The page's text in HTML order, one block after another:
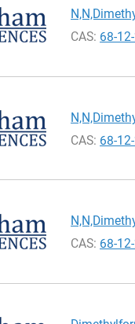
CAS: 68-
CAS: 68-
CAS: 68-